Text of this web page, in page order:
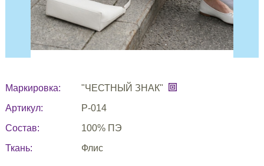
Маркировка:
"ЧЕСТНЫЙ ЗНАК"
Артикул:
Р-014
Состав:
100% ПЭ
Ткань:
Флис